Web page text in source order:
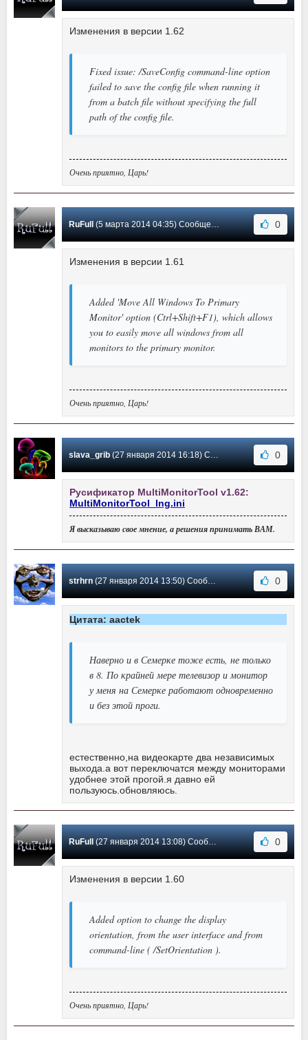
Изменения в версии 1.62
Fixed issue: /SaveConfig command-line option
failed to save the config file when running it
from a batch file without specifying the full
path of the config file.
Очень приятно, Царь!
RuFull(5 марта 2014 04:35) Сообщение #28 0
Изменения в версии 1.61
Added 'Move All Windows To Primary
Monitor' option (Ctrl+Shift+F1), which allows
you to easily move all windows from all
monitors to the primary monitor.
Очень приятно, Царь!
slava_grib(27 января 2014 16:18) Сообщение #27 0
Русификатор MultiMonitorTool v1.62:
MultiMonitorTool_lng.ini
Я высказываю свое мнение, а решения принимать ВАМ.
strhrn(27 января 2014 13:50) Сообщение #26 0
Цитата: aactek
Наверно и в Семерке тоже есть, не только
в 8. По крайней мере телевизор и монитор
у меня на Семерке работают одновременно
и без этой проги.
естественно,на видеокарте два независимых
выхода.а вот переключатся между мониторами
удобнее этой прогой.я давно ей
пользуюсь.обновляюсь.
RuFull(27 января 2014 13:08) Сообщение #25 0
Изменения в версии 1.60
Added option to change the display
orientation, from the user interface and from
command-line ( /SetOrientation ).
Очень приятно, Царь!